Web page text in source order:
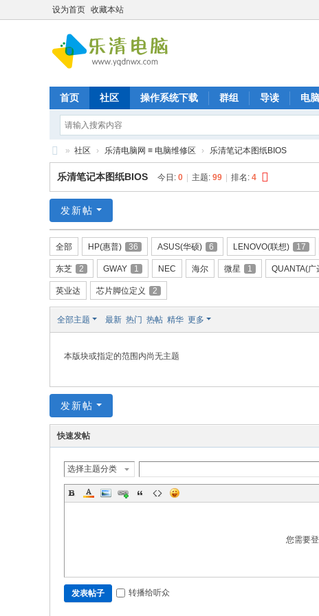
设为首页 收藏本站
首页 社区 操作系统下载 群组 导读 电
乐
清
晨
电
脑
维
修
» 社区 › 乐清电脑网 ≡ 电脑维修区 › 乐清笔记本图纸BIOS
乐清笔记本图纸BIOS 今日: 0 主题: 99 排名: 4
发新帖
全部 HP(惠普) 36 ASUS(华硕) 6 LENOVO(联想) 17
东芝 2 GWAY 1 NEC 海尔 微星 1 QUANTA(广
英业达 芯片脚位定义 2
全部主题 最新 热门 热帖 精华 更多
本版块或指定的范围内尚无主题
发新帖
快速发帖
选择主题分类
您需要
发表帖子 转播给听众